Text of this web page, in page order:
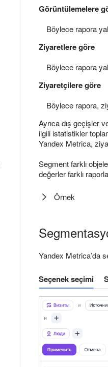
Görüntülemelere
Böylece rapora
Ziyaretlere göre
Böylece rapora
Ziyaretçilere göre
Böylece rapora,
Ayrıca dış geçişler
ilgili istatistikler
Yandex Metrica,
Segment farklı
değerler farklı
Örnek
Yandex Metrica’da
Seçenek seçimi